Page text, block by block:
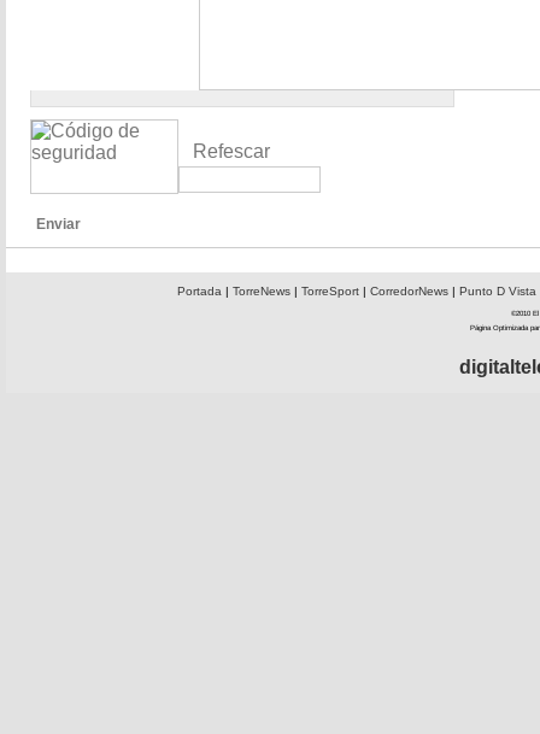
Refescar
Enviar
Portada| TorreNews| TorreSport| CorredorNews| Punto D Vista
©2010 El
Página Optimizada